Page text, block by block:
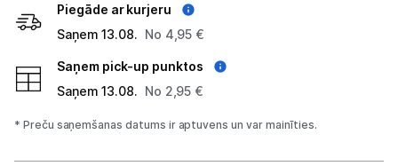
Gaļas maļamās mašīnas
Multivārāmie katli
Friteri
Piegāde ar kurjeru
Saņem 13.08. No 4,95 €
Saņem pick-up punktos
Saņem 13.08. No 2,95 €
* Preču saņemšanas datums ir aptuvens un var mainīties.